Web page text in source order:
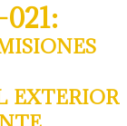
exterior